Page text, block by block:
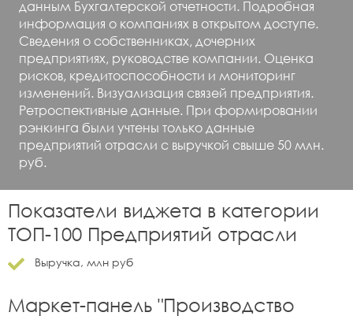
АО "ПЕТРОШИНА"
86,46
АО "ВОЛТАЙР-ПРОМ"
ООО "РК-РАЙФЕН"
ООО "ДИАЛЮКС"
58,59
ООО "АГРОВЕКТОР"
ООО "ВЕЛЕС ЛОГИСТИК"
данным Бухгалтерской отчетности. Подробная
информация о компаниях в открытом доступе.
Сведения о собственниках, дочерних
предприятиях, руководстве компании. Оценка
рисков, кредитоспособности и мониторинг
изменений. Визуализация связей предприятия.
Ретроспективные данные. При формировании
рэнкинга были учтены только данные
предприятий отрасли с выручкой свыше 50 млн.
руб.
Показатели виджета в категории
ТОП-100 Предприятий отрасли
Выручка, млн руб
Маркет-панель "Производство